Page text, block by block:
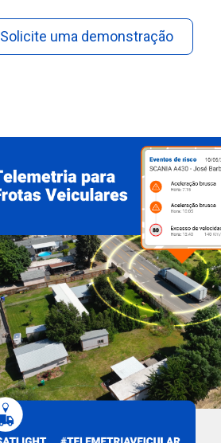
Solicite uma demonstração